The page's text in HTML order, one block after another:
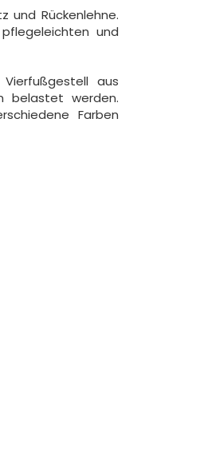
und Rückenlehne.
und
aus
belastet werden.
Farben